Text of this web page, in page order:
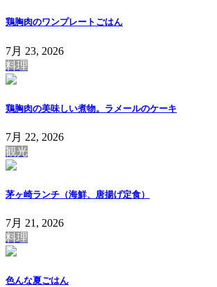
鶏胸肉のワンプレートごはん
7月 23, 2026
料理
鶏胸肉の美味しい煮物。ラメールのケーキ
7月 22, 2026
観光
茅ヶ崎ランチ（海鮮、唐揚げ定食）
7月 21, 2026
料理
色んな夏ごはん